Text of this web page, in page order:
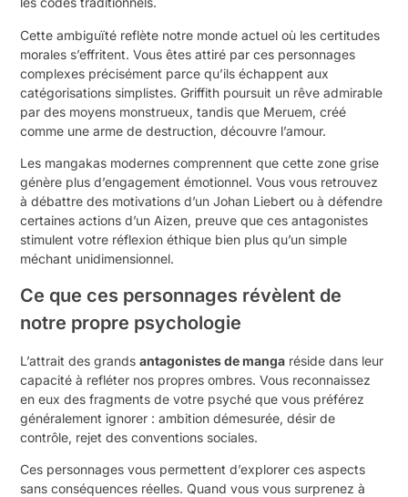
Cette ambiguïté reflète notre monde actuel où les certitudes
morales s’effritent. Vous êtes attiré par ces personnages
complexes précisément parce qu’ils échappent aux
catégorisations simplistes. Griffith poursuit un rêve admirable
par des moyens monstrueux, tandis que Meruem, créé
comme une arme de destruction, découvre l’amour.
Les mangakas modernes comprennent que cette zone grise
génère plus d’engagement émotionnel. Vous vous retrouvez
à débattre des motivations d’un Johan Liebert ou à défendre
certaines actions d’un Aizen, preuve que ces antagonistes
stimulent votre réflexion éthique bien plus qu’un simple
méchant unidimensionnel.
Ce que ces personnages révèlent de
notre propre psychologie
L’attrait des grandsantagonistes de manga réside dans leur
capacité à refléter nos propres ombres. Vous reconnaissez
en eux des fragments de votre psyché que vous préférez
généralement ignorer : ambition démesurée, désir de
contrôle, rejet des conventions sociales.
Ces personnages vous permettent d’explorer ces aspects
sans conséquences réelles. Quand vous vous surprenez à